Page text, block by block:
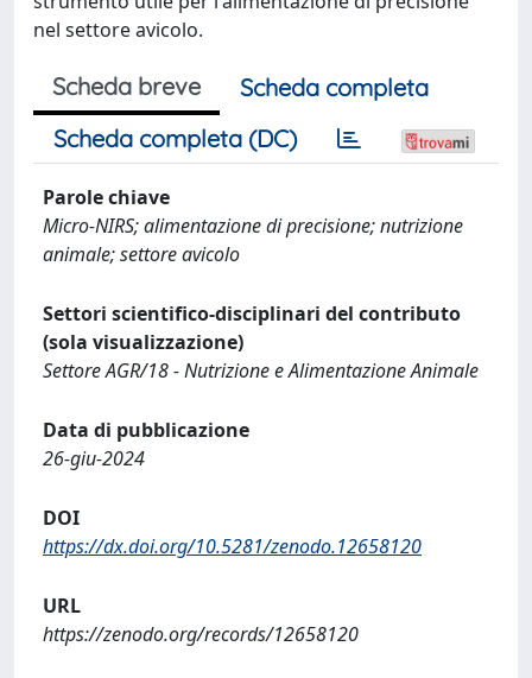
nel settore avicolo.
Scheda breve
Scheda completa
Scheda completa (DC)
Parole chiave
Micro-NIRS; alimentazione di precisione; nutrizione
animale; settore avicolo
Settori scientifico-disciplinari del contributo
(sola visualizzazione)
Settore AGR/18 - Nutrizione e Alimentazione Animale
Data di pubblicazione
26-giu-2024
DOI
https://dx.doi.org/10.5281/zenodo.12658120
URL
https://zenodo.org/records/12658120